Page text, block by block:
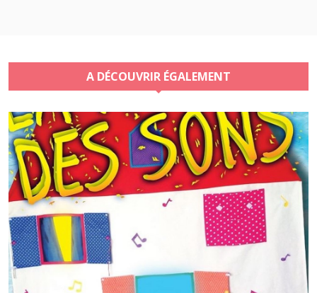
A DÉCOUVRIR ÉGALEMENT